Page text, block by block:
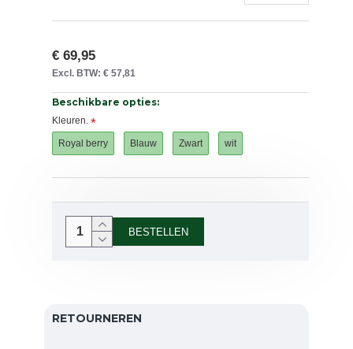
€ 69,95
Excl. BTW: € 57,81
Beschikbare opties:
Kleuren.
Royal berry Blauw Zwart wit
BESTELLEN
RETOURNEREN